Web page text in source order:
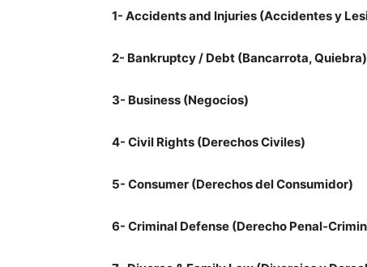
1- Accidents and Injuries (Accidentes y
2- Bankruptcy / Debt (Bancarrota, Quiebra)
3- Business (Negocios)
4- Civil Rights (Derechos Civiles)
5- Consumer (Derechos del Consumidor)
6- Criminal Defense (Derecho Penal-